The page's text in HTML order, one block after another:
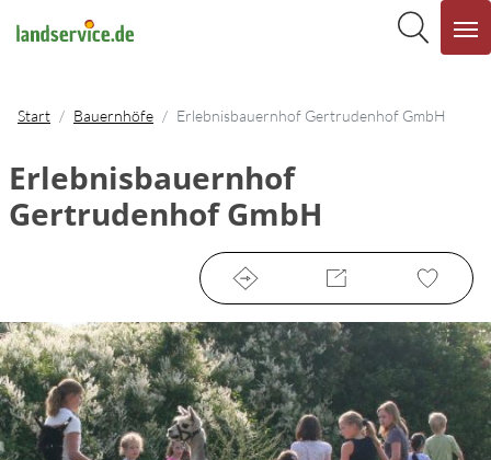
Start Bauernhöfe Erlebnisbauernhof Gertrudenhof GmbH
Erlebnisbauernhof
Gertrudenhof GmbH